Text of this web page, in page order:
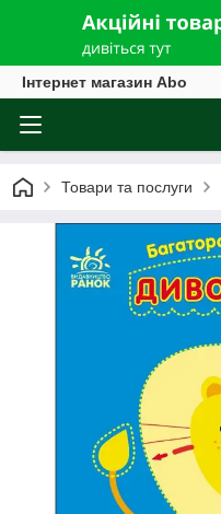
Інтернет магазин Abo
Товари та послуги